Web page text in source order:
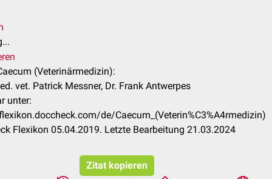
(Veterinärmedizin):
vet. Patrick Messner, Dr. Frank Antwerpes
unter:
de/Caecum_(Veterin%C3%A4rmedizin)
Flexikon 05.04.2019. Letzte Bearbeitung 21.03.2024
Zitat kopieren